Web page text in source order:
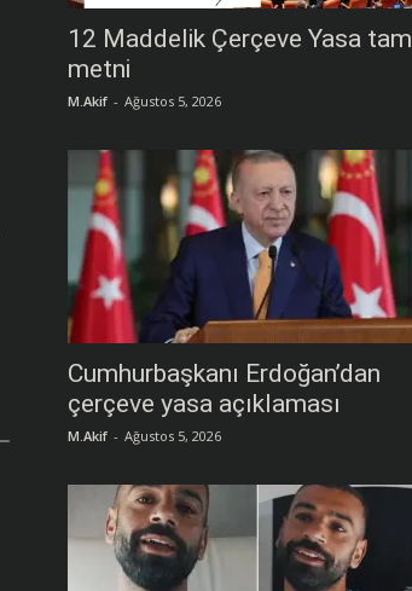
12 Maddelik Çerçeve Yasa tam
metni
M.Akif - Ağustos 5, 2026
Cumhurbaşkanı Erdoğan’dan
çerçeve yasa açıklaması
M.Akif - Ağustos 5, 2026